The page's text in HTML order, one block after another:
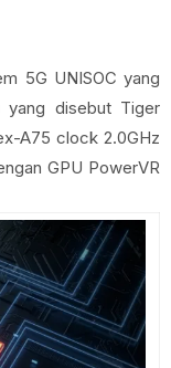
5G UNISOC yang
yang disebut Tiger
A75 clock 2.0GHz
GPU PowerVR